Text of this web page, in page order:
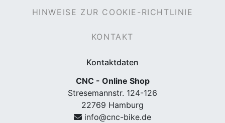
HINWEISE ZUR COOKIE-RICHTLINIE
KONTAKT
Kontaktdaten
CNC - Online Shop
Stresemannstr. 124-126
22769 Hamburg
info@cnc-bike.de